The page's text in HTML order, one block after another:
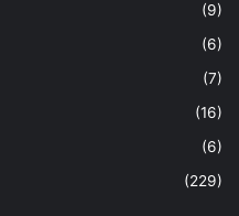
(9)
(6)
(7)
(16)
(6)
(229)